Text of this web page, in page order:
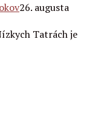
26. augusta
Tatrách je